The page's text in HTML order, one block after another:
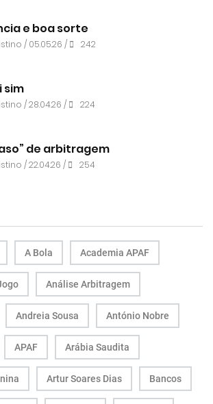
e boa sorte
/ 05.05.26 / 242
sim
/ 28.04.26 / 224
de arbitragem
/ 22.04.26 / 254
A Bola Academia APAF
Análise Arbitragem
Andreia Sousa António Nobre
APAF Arábia Saudita
Artur Soares Dias Bancos